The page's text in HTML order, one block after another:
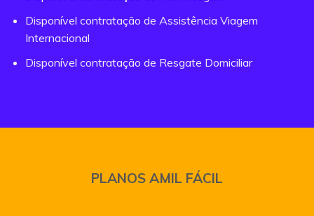
Disponível contratação de Assistência Viagem
Internacional
Disponível contratação de Resgate Domiciliar
PLANOS AMIL FÁCIL